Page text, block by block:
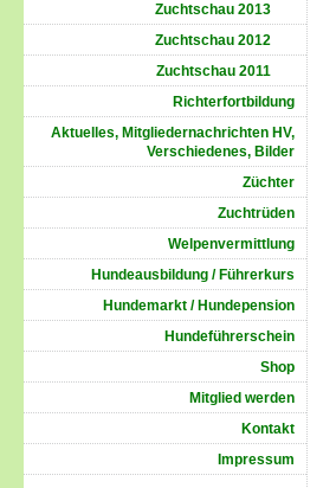
Zuchtschau 2013
Zuchtschau 2012
Zuchtschau 2011
Richterfortbildung
Aktuelles, Mitgliedernachrichten HV,
Verschiedenes, Bilder
Züchter
Zuchtrüden
Welpenvermittlung
Hundeausbildung / Führerkurs
Hundemarkt / Hundepension
Hundeführerschein
Shop
Mitglied werden
Kontakt
Impressum